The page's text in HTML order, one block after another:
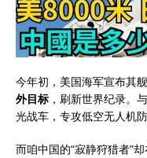
今年初，美国海军宣布其
外目标 ，刷新世界纪录。
光战车，专攻低空无人机防
而咱中国的“寂静狩猎者”